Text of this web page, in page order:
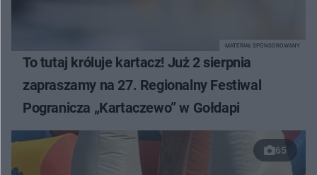
To tutaj króluje kartacz! Już 2 sierpnia
zapraszamy na 27. Regionalny Festiwal
Pogranicza „Kartaczewo” w Gołdapi
MATERIAŁ SPONSOROWANY
65